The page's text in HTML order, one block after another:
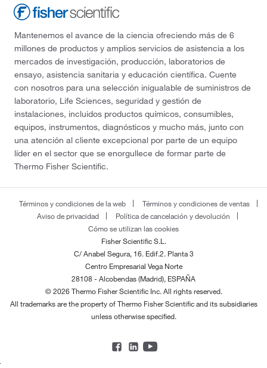
Mantenemos el avance de la ciencia ofreciendo más de 6
millones de productos y amplios servicios de asistencia a los
mercados de investigación, producción, laboratorios de
ensayo, asistencia sanitaria y educación científica. Cuente
con nosotros para una selección inigualable de suministros de
laboratorio, Life Sciences, seguridad y gestión de
instalaciones, incluidos productos químicos, consumibles,
equipos, instrumentos, diagnósticos y mucho más, junto con
una atención al cliente excepcional por parte de un equipo
líder en el sector que se enorgullece de formar parte de
Thermo Fisher Scientific.
Términos y condiciones de la web
Términos y condiciones de ventas
Aviso de privacidad
Política de cancelación y devolución
Cómo se utilizan las cookies
Fisher Scientific S.L.
C/ Anabel Segura, 16. Edif.2. Planta 3
Centro Empresarial Vega Norte
28108 - Alcobendas (Madrid), ESPAÑA
© 2026 Thermo Fisher Scientific Inc. All rights reserved.
All trademarks are the property of Thermo Fisher Scientific and its subsidiaries
unless otherwise specified.